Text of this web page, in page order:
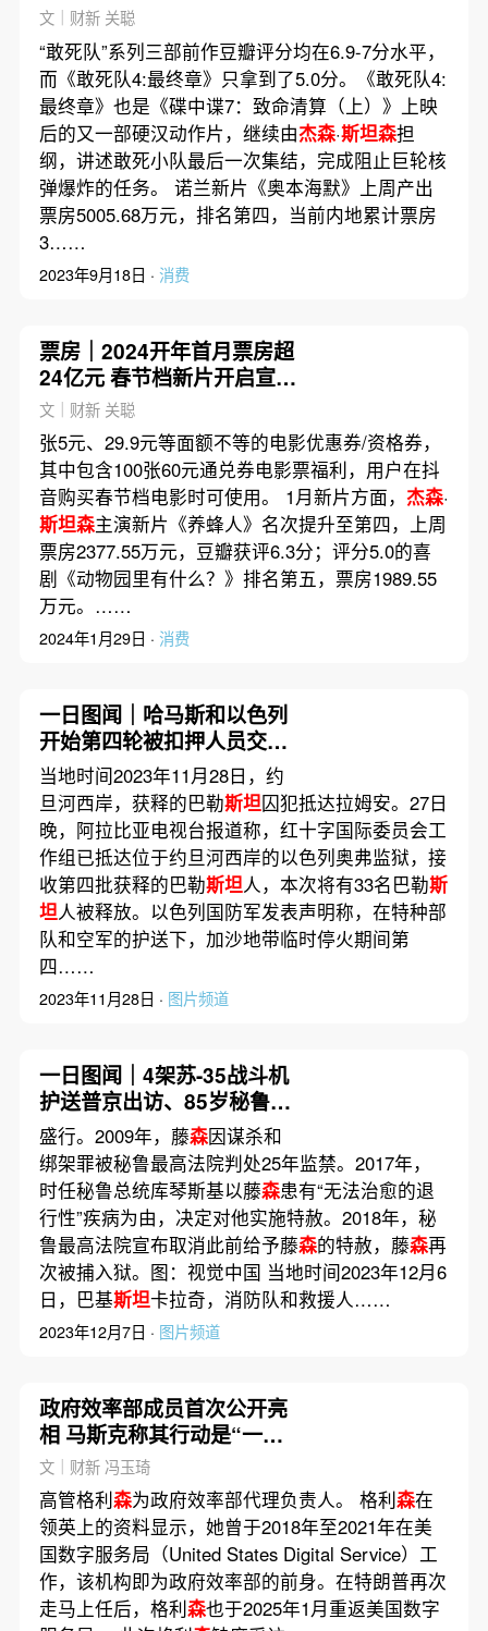
杨紫琼新片
文｜财新 关聪
“敢死队”系列三部前作豆瓣评分均在6.9-7分水平，
而《敢死队4:最终章》只拿到了5.0分。《敢死队4:
最终章》也是《碟中谍7：致命清算（上）》上映
后的又一部硬汉动作片，继续由杰森·斯坦森担
纲，讲述敢死小队最后一次集结，完成阻止巨轮核
弹爆炸的任务。 诺兰新片《奥本海默》上周产出
票房5005.68万元，排名第四，当前内地累计票房
3……
2023年9月18日 · 消费
票房｜2024开年首月票房超
24亿元 春节档新片开启宣发
战
文｜财新 关聪
张5元、29.9元等面额不等的电影优惠券/资格券，
其中包含100张60元通兑券电影票福利，用户在抖
音购买春节档电影时可使用。 1月新片方面， 杰森·
斯坦森主演新片《养蜂人》名次提升至第四，上周
票房2377.55万元，豆瓣获评6.3分；评分5.0的喜
剧《动物园里有什么？》排名第五，票房1989.55
万元。……
2024年1月29日 · 消费
一日图闻｜哈马斯和以色列
开始第四轮被扣押人员交
换、乌克兰暴风雪等恶劣天
气已致13人受伤
当地时间2023年11月28日，约
旦河西岸，获释的巴勒斯坦囚犯抵达拉姆安。27日
晚，阿拉比亚电视台报道称，红十字国际委员会工
作组已抵达位于约旦河西岸的以色列奥弗监狱，接
收第四批获释的巴勒斯坦人，本次将有33名巴勒斯
坦人被释放。以色列国防军发表声明称，在特种部
队和空军的护送下，加沙地带临时停火期间第
四……
2023年11月28日 · 图片频道
一日图闻｜4架苏-35战斗机
护送普京出访、85岁秘鲁前
总统藤森获释出狱
盛行。2009年，藤森因谋杀和
绑架罪被秘鲁最高法院判处25年监禁。2017年，
时任秘鲁总统库琴斯基以藤森患有“无法治愈的退
行性”疾病为由，决定对他实施特赦。2018年，秘
鲁最高法院宣布取消此前给予藤森的特赦，藤森再
次被捕入狱。图：视觉中国 当地时间2023年12月6
日，巴基斯坦卡拉奇，消防队和救援人……
2023年12月7日 · 图片频道
政府效率部成员首次公开亮
相 马斯克称其行动是“一场
革命”
文｜财新 冯玉琦
高管格利森为政府效率部代理负责人。 格利森在
领英上的资料显示，她曾于2018年至2021年在美
国数字服务局（United States Digital Service）工
作，该机构即为政府效率部的前身。在特朗普再次
走马上任后，格利森也于2025年1月重返美国数字